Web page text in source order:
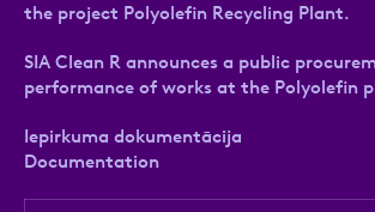
the project Polyolefin Recycling Plant.
SIA Clean R announces a public
performance of works at the Polyolefin
Iepirkuma dokumentācija
Documentation
E-pasts